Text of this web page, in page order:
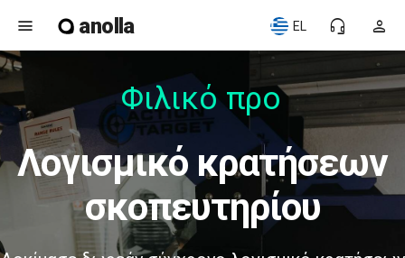
menu anolla person
headset_mic
EL
Φιλικό προς
λογισμικό κρατήσεων
σκοπευτηρίου